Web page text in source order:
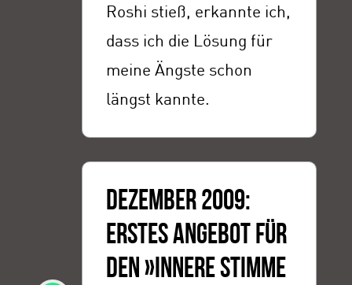
Roshi stieß, erkannte ich,
dass ich die Lösung für
meine Ängste schon
längst kannte.
DEZEMBER 2009:
ERSTES ANGEBOT FÜR
DEN »INNERE STIMME